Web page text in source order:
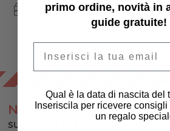
NEWSLETTER
SUBITO PER TE SCONTI EXTRA E
primo ordine, novità in
guide gratuite!
Qual è la data di nascita del
Inseriscila per ricevere
un regalo